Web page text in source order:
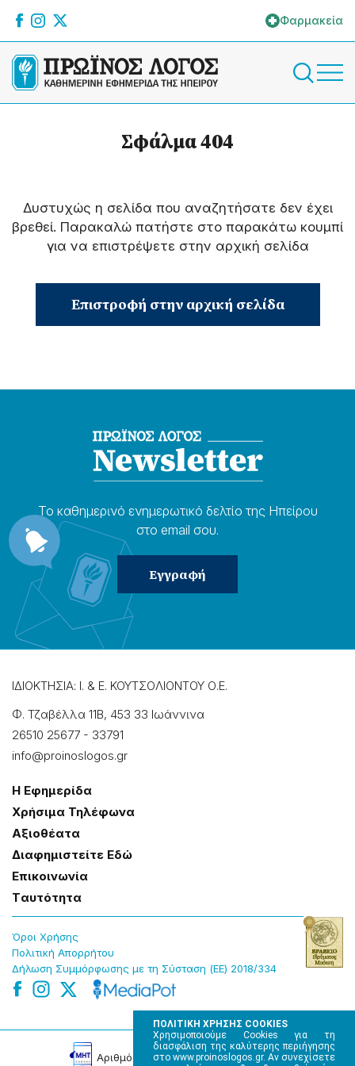
ΠΟΛΙΤΙΚΗ ΧΡΗΣΗΣ COOKIES
Χρησιμοποιούμε Cookies για τη
διασφάλιση της καλύτερης περιήγησης
στο www.proinoslogos.gr. Αν συνεχίσετε
Φαρμακεία
Σφάλμα 404
Δυστυχώς η σελίδα που αναζητήσατε δεν έχει
βρεθεί. Παρακαλώ πατήστε στο παρακάτω κουμπί
για να επιστρέψετε στην αρχική σελίδα
Επιστροφή στην αρχική σελίδα
Το καθημερɩνό ενημερωτɩκό δελτίο της Ηπείρου
στο email σου.
ΙΔΙΟΚΤΗΣΙΑ: Ι. & Ε. ΚΟΥΤΣΟΛΙΟΝΤΟΥ Ο.Ε.
Φ. Τζαβέλλα 11Β, 453 33 Ιωάννɩνα
26510 25677 - 33791
info@proinoslogos.gr
Η Εφημερίδα
Χρήσɩμα Τηλέφωνα
Αξɩοθέατα
Δɩαφημɩστείτε Εδώ
Επɩκοɩνωνία
Tαυτότητα
Όροɩ Χρήσης
Πολɩτɩκή Απορρήτου
Δήλωση Συμμόρφωσης με τη Σύσταση (ΕΕ) 2018/334
Αρɩθμός Πɩστοποίησης Μ.Η.Τ. 220242